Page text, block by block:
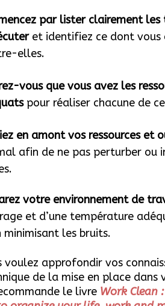
par lister clairement les
et identifiez ce dont vous
elles.
vous que vous avez les
pour réaliser chacune de
en amont vos ressources et
afin de ne pas perturber ou
votre environnement de
et d’une température
minimisant les bruits.
voulez approfondir vos
de la mise en place
le livre Work Clean